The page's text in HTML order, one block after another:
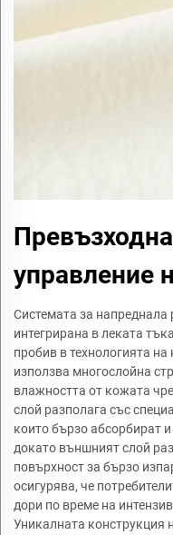
управление
Системата за напреднала
интегрирана в леката
пробив в технологията
използва многослойна
влажността от кожата
слой разполага със
които бързо абсорбират
докато външният слой
повърхност за бързо
осигурява, че
дори по време на
Уникалната конструкция